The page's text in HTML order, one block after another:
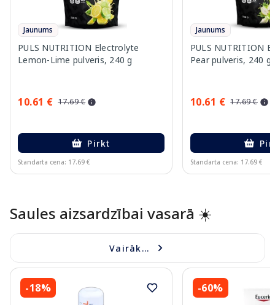
Jaunums
PULS NUTRITION Electrolyte
Lemon-Lime pulveris, 240 g
10.61 € 17.69 €
Pirkt
Standarta cena: 17.69 €
Jaunums
PULS NUTRITION
Pear pulveris, 240 g
10.61 € 17.69 €
Standarta cena: 17.69 €
Saules aizsardzībai vasarā ☀️
Vairāk...
-18% -60%